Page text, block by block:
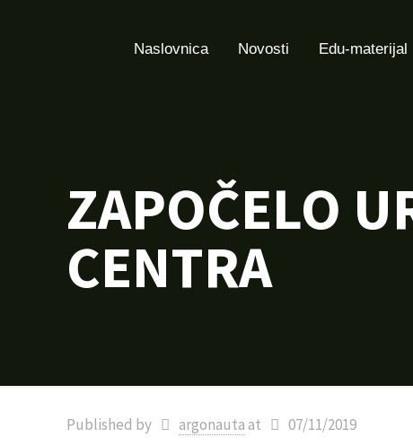
Naslovnica Novosti Edu-materijal
ZAPOČELO
CENTRA
Published by argonautaat 07/11/2019